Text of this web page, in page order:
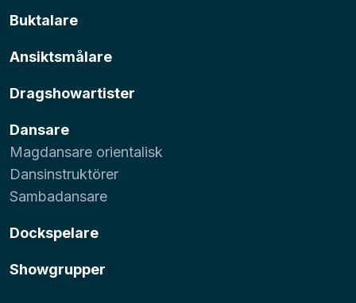
Buktalare
Ansiktsmålare
Dragshowartister
Dansare
Magdansare orientalisk
Dansinstruktörer
Sambadansare
Dockspelare
Showgrupper